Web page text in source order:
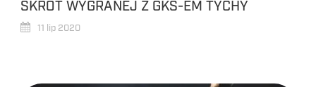
SKRÓT WYGRANEJ Z GKS-EM TYCHY
11 lip 2020